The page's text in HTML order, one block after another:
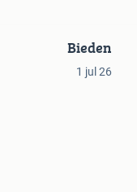
Bieden
1 jul 26